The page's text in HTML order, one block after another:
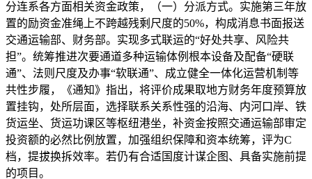
分连系各方面相关资金政策，（一）分派方式。实施第三年放
置的励资金准绳上不跨越残剩尺度的50%，构成消息书面报送
交通运输部、财务部。实现多式联运的“好处共享、风险共
担”。统筹推进次要通道多种运输体例根本设备及配备“硬联
通”、法则尺度及办事“软联通”、成立健全一体化运营机制等
共性步履，《通知》指出，将评价成果取地方财务年度预算放
置挂钩，处所层面，选择联系关系性强的沿海、内河口岸、铁
货运坐、货运功课区等枢纽港坐，补资金按照交通运输部审定
投资额的必然比例放置，加强组织保障和资本统筹，评为C
档，提拔换拆效率。若仍有合适国度计谋企图、具备实施前提
的项目。